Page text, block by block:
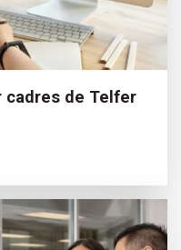
cadres de Telfer